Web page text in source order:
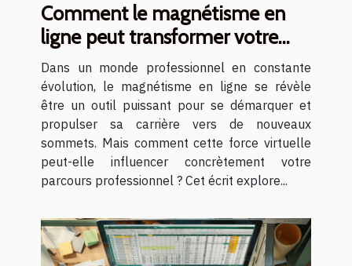
Comment le magnétisme en
ligne peut transformer votre
carrière
Dans un monde professionnel en constante
évolution, le magnétisme en ligne se révèle
être un outil puissant pour se démarquer et
propulser sa carrière vers de nouveaux
sommets. Mais comment cette force virtuelle
peut-elle influencer concrètement votre
parcours professionnel ? Cet écrit explore...